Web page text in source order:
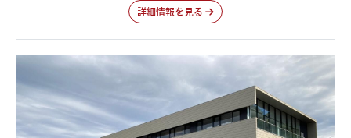
詳細情報を見る